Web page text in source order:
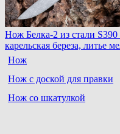
Нож Белка-2 из стали S390
карельская береза, литье
Нож
Нож с доской для правки
Нож со шкатулкой